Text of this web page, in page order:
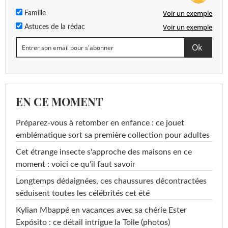
Famille Voir un exemple
Astuces de la rédac Voir un exemple
EN CE MOMENT
Préparez-vous à retomber en enfance : ce jouet
emblématique sort sa première collection pour adultes
Cet étrange insecte s'approche des maisons en ce
moment : voici ce qu'il faut savoir
Longtemps dédaignées, ces chaussures décontractées
séduisent toutes les célébrités cet été
Kylian Mbappé en vacances avec sa chérie Ester
Expósito : ce détail intrigue la Toile (photos)